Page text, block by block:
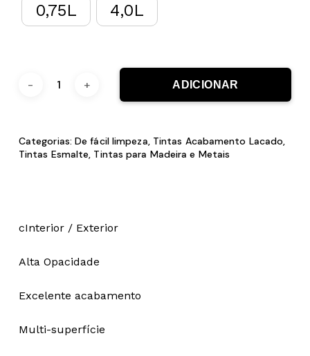
0,75L 4,0L
ADICIONAR
Categorias:De fácil limpeza, Tintas Acabamento Lacado,
Tintas Esmalte, Tintas para Madeira e Metais
cInterior / Exterior
Alta Opacidade
Excelente acabamento
Multi-superfície